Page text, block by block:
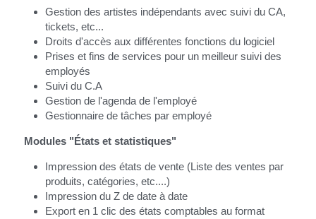
Gestion des artistes indépendants avec suivi du CA,
tickets, etc...
Droits d'accès aux différentes fonctions du logiciel
Prises et fins de services pour un meilleur suivi des
employés
Suivi du C.A
Gestion de l'agenda de l'employé
Gestionnaire de tâches par employé
Modules "États et statistiques"
Impression des états de vente (Liste des ventes par
produits, catégories, etc....)
Impression du Z de date à date
Export en 1 clic des états comptables au format